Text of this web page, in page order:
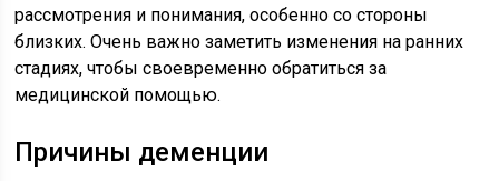
рассмотрения и понимания, особенно со стороны
близких. Очень важно заметить изменения на ранних
стадиях, чтобы своевременно обратиться за
медицинской помощью.
Причины деменции